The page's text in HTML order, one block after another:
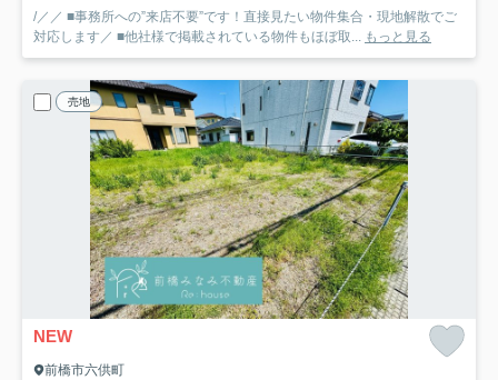
/／／ ■事務所への”来店不要”です！直接見たい物件集合・現地解散でご
対応します／ ■他社様で掲載されている物件もほぼ取... もっと見る
売地
NEW
前橋市六供町